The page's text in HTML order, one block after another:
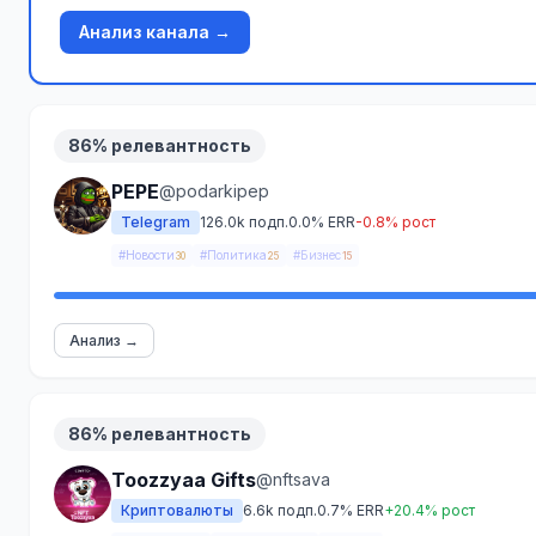
Анализ канала →
86% релевантность
PEPE@podarkipep
Telegram 126.0k подп.0.0% ERR-0.8% рост
#Новости 30 #Политика 25 #Бизнес15
Анализ →
86% релевантность
Toozzyaa Gifts@nftsava
Криптовалюты 6.6k подп.0.7% ERR+20.4% рост